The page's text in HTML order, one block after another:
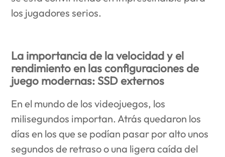
los jugadores serios.
La importancia de la velocidad y el
rendimiento en las configuraciones de
juego modernas: SSD externos
En el mundo de los videojuegos, los
milisegundos importan. Atrás quedaron los
días en los que se podían pasar por alto unos
segundos de retraso o una ligera caída del